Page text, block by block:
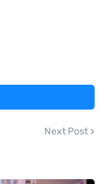
Next Post